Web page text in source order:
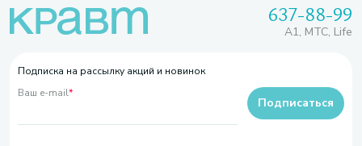
637-88-99
A1, МТС, Life
Подписка на рассылку акций и новинок
Ваш e-mail*
Подписаться